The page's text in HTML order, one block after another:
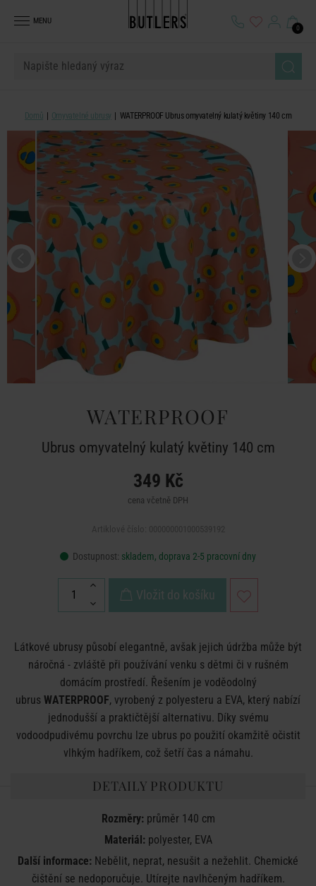
MENU
0
Domů Omyvatelné ubrusy WATERPROOF Ubrus omyvatelný kulatý květiny 140 cm
WATERPROOF
Ubrus omyvatelný kulatý květiny 140 cm
349 Kč
cena včetně DPH
Dostupnost: skladem, doprava 2-5 pracovní dny
Vložit do košíku
Látkové ubrusy působí elegantně, avšak jejich údržba může být
náročná - zvláště při používání venku s dětmi či v rušném
domácím prostředí. Řešením je voděodolný
ubrus WATERPROOF, vyrobený z polyesteru a EVA, který nabízí
jednodušší a praktičtější alternativu. Díky svému
vodoodpudivému povrchu lze ubrus po použití okamžitě očistit
vlhkým hadříkem, což šetří čas a námahu.
DETAILY PRODUKTU
Rozměry:průměr 140 cm
Materiál:polyester, EVA
Další informace: Nebělit, neprat, nesušit a nežehlit. Chemické
čištění se nedoporučuje. Utírejte navlhčeným hadříkem.